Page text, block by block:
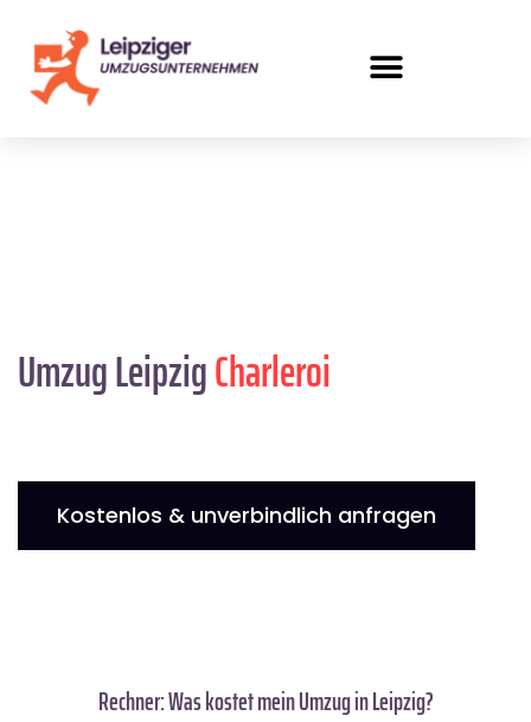
Umzug LeipzigCharleroi
Kostenlos & unverbindlich anfragen
Rechner: Was kostet mein Umzug in Leipzig?